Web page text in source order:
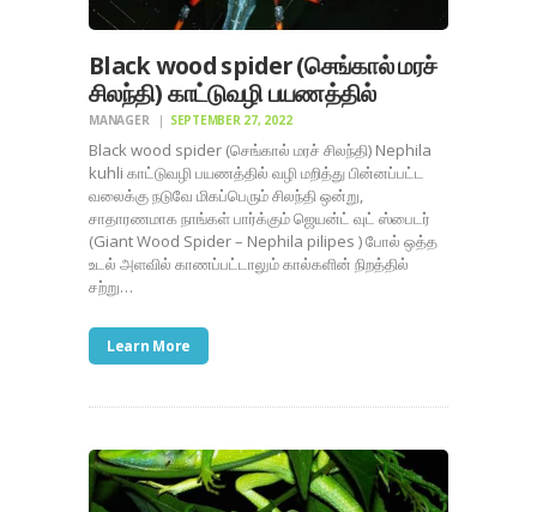
Black wood spider (செங்கால் மரச்
சிலந்தி) காட்டுவழி பயணத்தில்
MANAGER SEPTEMBER 27, 2022
Black wood spider (செங்கால் மரச் சிலந்தி) Nephila
kuhli காட்டுவழி பயணத்தில் வழி மறித்து பின்னப்பட்ட
வலைக்கு நடுவே மிகப்பெரும் சிலந்தி ஒன்று,
சாதாரணமாக நாங்கள் பார்க்கும் ஜெயன்ட் வுட் ஸ்பைடர்
(Giant Wood Spider – Nephila pilipes ) போல் ஒத்த
உடல் அளவில் காணப்பட்டாலும் கால்களின் நிறத்தில்
சற்று…
Learn More